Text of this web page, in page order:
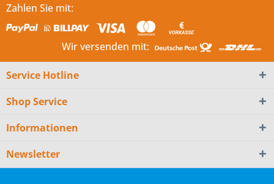
Zahlen Sie mit:
Wir versenden mit:
Service Hotline
Shop Service
Informationen
Newsletter